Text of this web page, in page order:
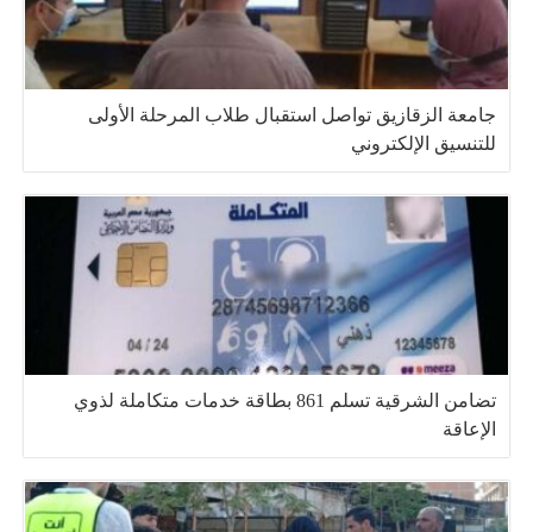
جامعة الزقازيق تواصل استقبال طلاب المرحلة الأولى
للتنسيق الإلكتروني
تضامن الشرقية تسلم 861 بطاقة خدمات متكاملة لذوي
الإعاقة